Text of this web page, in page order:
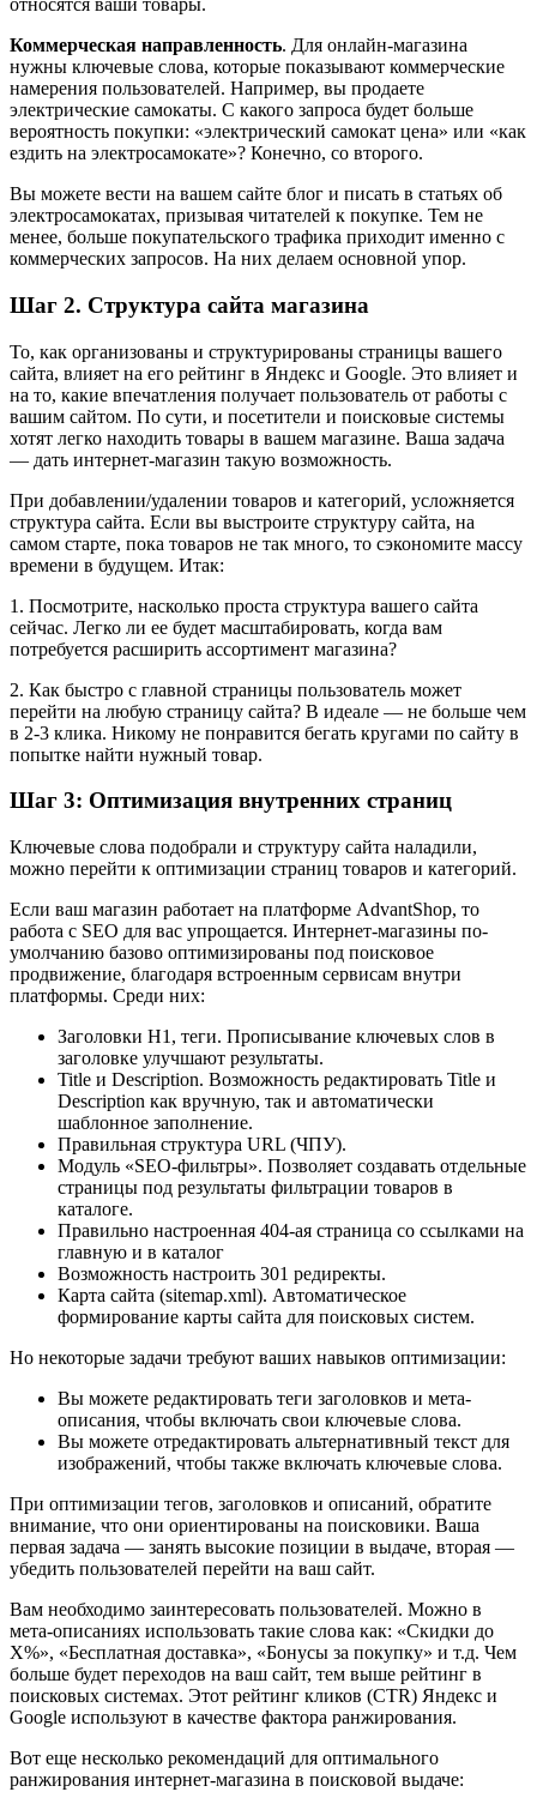
относятся ваши товары.
Коммерческая направленность. Для онлайн-магазина
нужны ключевые слова, которые показывают коммерческие
намерения пользователей. Например, вы продаете
электрические самокаты. С какого запроса будет больше
вероятность покупки: «электрический самокат цена» или «как
ездить на электросамокате»? Конечно, со второго.
Вы можете вести на вашем сайте блог и писать в статьях об
электросамокатах, призывая читателей к покупке. Тем не
менее, больше покупательского трафика приходит именно с
коммерческих запросов. На них делаем основной упор.
Шаг 2. Структура сайта магазина
То, как организованы и структурированы страницы вашего
сайта, влияет на его рейтинг в Яндекс и Google. Это влияет и
на то, какие впечатления получает пользователь от работы с
вашим сайтом. По сути, и посетители и поисковые системы
хотят легко находить товары в вашем магазине. Ваша задача
— дать интернет-магазин такую возможность.
При добавлении/удалении товаров и категорий, усложняется
структура сайта. Если вы выстроите структуру сайта, на
самом старте, пока товаров не так много, то сэкономите массу
времени в будущем. Итак:
1. Посмотрите, насколько проста структура вашего сайта
сейчас. Легко ли ее будет масштабировать, когда вам
потребуется расширить ассортимент магазина?
2. Как быстро с главной страницы пользователь может
перейти на любую страницу сайта? В идеале — не больше чем
в 2-3 клика. Никому не понравится бегать кругами по сайту в
попытке найти нужный товар.
Шаг 3: Оптимизация внутренних страниц
Ключевые слова подобрали и структуру сайта наладили,
можно перейти к оптимизации страниц товаров и категорий.
Если ваш магазин работает на платформе AdvantShop, то
работа с SEO для вас упрощается. Интернет-магазины по-
умолчанию базово оптимизированы под поисковое
продвижение, благодаря встроенным сервисам внутри
платформы. Среди них:
Заголовки H1, теги. Прописывание ключевых слов в
заголовке улучшают результаты.
Title и Description. Возможность редактировать Title и
Description как вручную, так и автоматически
шаблонное заполнение.
Правильная структура URL (ЧПУ).
Модуль «SEO-фильтры». Позволяет создавать отдельные
страницы под результаты фильтрации товаров в
каталоге.
Правильно настроенная 404-ая страница со ссылками на
главную и в каталог
Возможность настроить 301 редиректы.
Карта сайта (sitemap.xml). Автоматическое
формирование карты сайта для поисковых систем.
Но некоторые задачи требуют ваших навыков оптимизации:
Вы можете редактировать теги заголовков и мета-
описания, чтобы включать свои ключевые слова.
Вы можете отредактировать альтернативный текст для
изображений, чтобы также включать ключевые слова.
При оптимизации тегов, заголовков и описаний, обратите
внимание, что они ориентированы на поисковики. Ваша
первая задача — занять высокие позиции в выдаче, вторая —
убедить пользователей перейти на ваш сайт.
Вам необходимо заинтересовать пользователей. Можно в
мета-описаниях использовать такие слова как: «Скидки до
X%», «Бесплатная доставка», «Бонусы за покупку» и т.д. Чем
больше будет переходов на ваш сайт, тем выше рейтинг в
поисковых системах. Этот рейтинг кликов (CTR) Яндекс и
Google используют в качестве фактора ранжирования.
Вот еще несколько рекомендаций для оптимального
ранжирования интернет-магазина в поисковой выдаче: